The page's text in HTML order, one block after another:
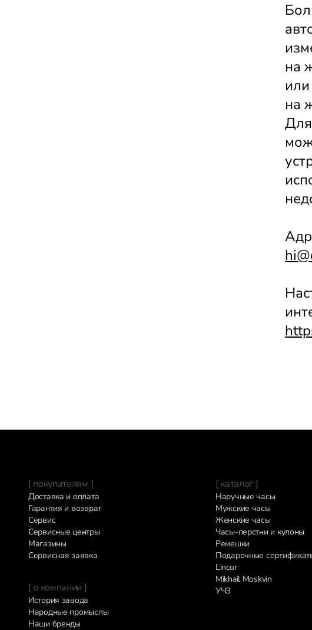
на
на
[ покупателям ]
Доставка и оплата
Гарантия и возврат
Сервис
Сервисные центры
Магазины
Сервисная заявка
[ о компании ]
История завода
Народные промыслы
Наши бренды
[ каталог ]
Наручные часы
Мужские часы
Женские часы
Часы-перстни и кулоны
Ремешки
Подарочные
Lincor
Mikhail Moskvin
УЧЗ